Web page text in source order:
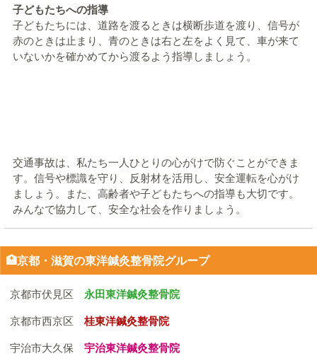
子どもたちへの指導
子どもたちには、道路を渡るときは横断歩道を渡り、信号が
赤のときは止まり、青のときは右と左をよく見て、車が来て
いないかを確かめてから渡るよう指導しましょう。
交通事故は、私たち一人ひとりの心がけで防ぐことができま
す。信号や標識を守り、反射材を活用し、安全運転を心がけ
ましょう。また、高齢者や子どもたちへの指導も大切です。
みんなで協力して、安全な社会を作りましょう。
🏥京都・滋賀の東洋鍼灸整骨院グループ
京都市伏見区 永田東洋鍼灸整骨院
京都市西京区 桂東洋鍼灸整骨院
宇治市大久保 宇治東洋鍼灸整骨院